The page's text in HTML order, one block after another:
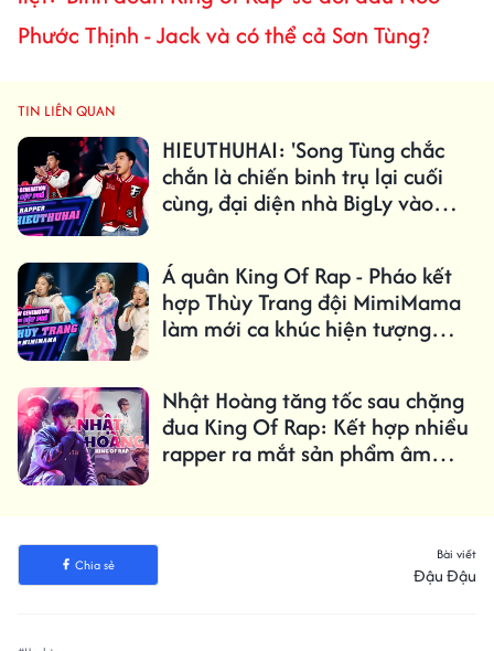
Phước Thịnh - Jack và có thể cả Sơn Tùng?
TIN LIÊN QUAN
HIEUTHUHAI: 'Song Tùng chắc
chắn là chiến binh trụ lại cuối
cùng, đại diện nhà BigLy vào
Á quân King Of Rap - Pháo kết
hợp Thùy Trang đội MimiMama
làm mới ca khúc hiện tượng
Nhật Hoàng tăng tốc sau chặng
đua King Of Rap: Kết hợp nhiều
rapper ra mắt sản phẩm âm
Chia sẻ
Bài viết
Đậu Đậu